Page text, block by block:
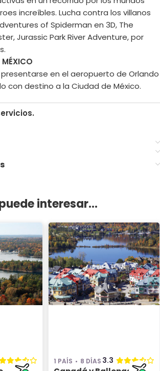
increíbles. Lucha contra los villanos
of Spiderman en 3D, The
Jurassic Park River Adventure, por
en el aeropuerto de Orlando
con destino a la Ciudad de México.
interesar...
1 PAÍS 8 DÍAS 3.3